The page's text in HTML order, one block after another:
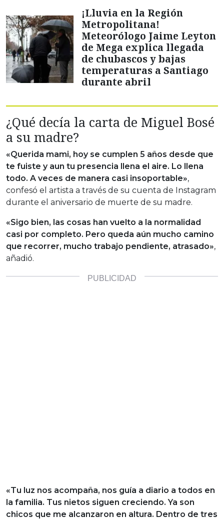
¡Lluvia en la Región
Metropolitana!
Meteorólogo Jaime Leyton
de Mega explica llegada
de chubascos y bajas
temperaturas a Santiago
durante abril
¿Qué decía la carta de Miguel Bosé
a su madre?
«Querida mami, hoy se cumplen 5 años desde que
te fuiste y aun tu presencia llena el aire. Lo llena
todo. A veces de manera casi insoportable»,
confesó el artista a través de su cuenta de Instagram
durante el aniversario de muerte de su madre.
«Sigo bien, las cosas han vuelto a la normalidad
casi por completo. Pero queda aún mucho camino
que recorrer, mucho trabajo pendiente, atrasado»,
añadió.
«Tu luz nos acompaña, nos guía a diario a todos en
la familia. Tus nietos siguen creciendo. Ya son
chicos que me alcanzaron en altura. Dentro de tres